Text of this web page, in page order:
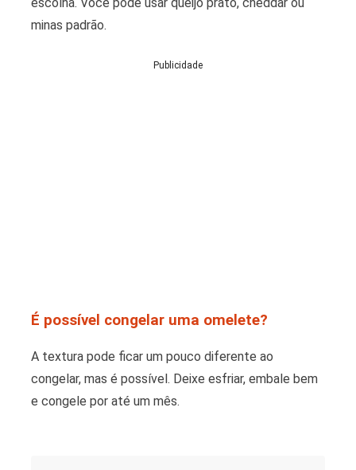
minas padrão.
Publicidade
É possível congelar uma omelete?
A textura pode ficar um pouco diferente ao
congelar, mas é possível. Deixe esfriar, embale bem
e congele por até um mês.